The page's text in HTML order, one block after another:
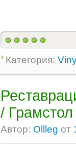
Категория:
/
Автор: Ollleg от